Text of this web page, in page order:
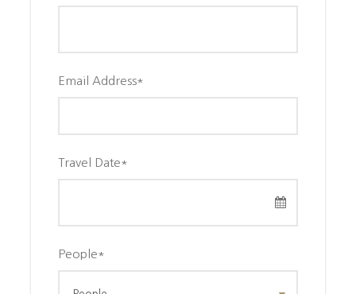
Email Address*
Travel Date*
People*
불포함사항
기사 & 가이드 팁 $105/인
여행자 보험
생수값 등 개인 사용료
참고사항